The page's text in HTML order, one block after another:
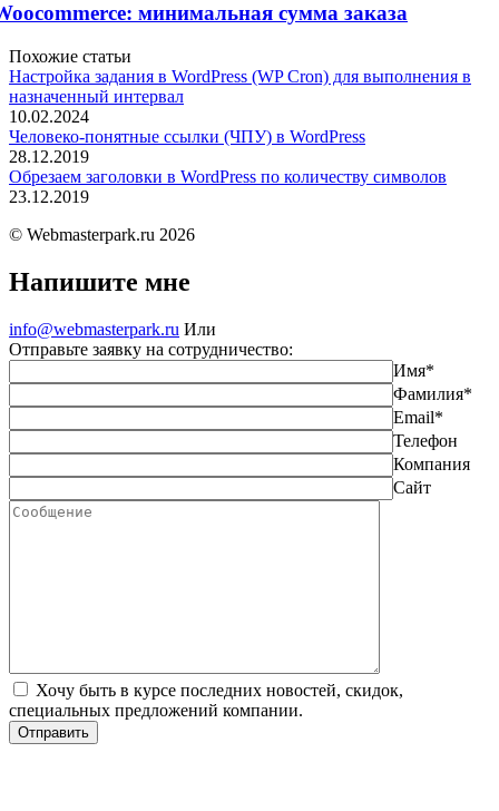
минимальная сумма заказа
Похожие статьи
Настройка задания в WordPress (WP Cron) для выполнения в
назначенный интервал
10.02.2024
Человеко-понятные ссылки (ЧПУ) в WordPress
28.12.2019
Обрезаем заголовки в WordPress по количеству символов
23.12.2019
© Webmasterpark.ru 2026
Напишите мне
info@webmasterpark.ru Или
Отправьте заявку на сотрудничество:
Имя*
Фамилия*
Email*
Телефон
Компания
Сайт
Хочу быть в курсе последних новостей, скидок,
специальных предложений компании.